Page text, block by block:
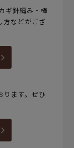
ギ針編み・棒
方などがござ
ります。ぜひ